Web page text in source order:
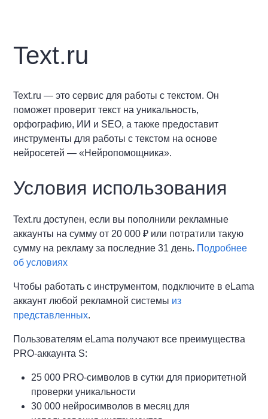
Text.ru
Text.ru — это сервис для работы с текстом. Он
поможет проверит текст на уникальность,
орфографию, ИИ и SEO, а также предоставит
инструменты для работы с текстом на основе
нейросетей — «Нейропомощника».
Условия использования
Text.ru доступен, если вы пополнили рекламные
аккаунты на сумму от 20 000 ₽ или потратили такую
сумму на рекламу за последние 31 день. Подробнее
об условиях
Чтобы работать с инструментом, подключите в eLama
аккаунт любой рекламной системы из
представленных.
Пользователям eLama получают все преимущества
PRO-аккаунта S:
25 000 PRO-символов в сутки для приоритетной
проверки уникальности
30 000 нейросимволов в месяц для